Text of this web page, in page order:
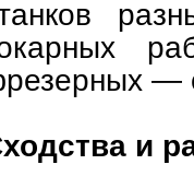
—
и